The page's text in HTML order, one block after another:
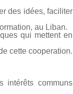
des idées, faciliter
au Liban.
qui mettent en
cette cooperation.
intérêts communs